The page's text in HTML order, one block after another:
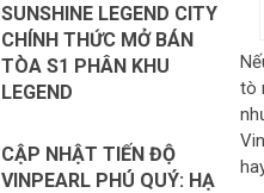
tò
SUNSHINE LEGEND CITY
CHÍNH THỨC MỞ BÁN
TÒA S1 PHÂN KHU
LEGEND
CẬP NHẬT TIẾN ĐỘ
VINPEARL PHÚ QUÝ: HẠ